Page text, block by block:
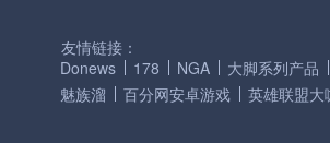
友情链接：
Donews
178 NGA 大脚系列产品
魅族溜
百分网安卓游戏 英雄联盟大